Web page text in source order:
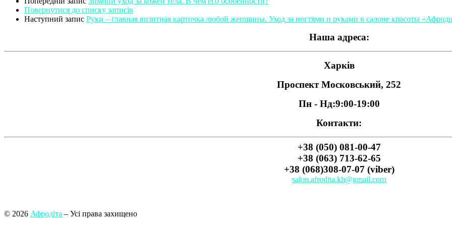
Повернутися до списку записів
Наступний запис Руки – главная визитная карточка любой женщины. Уход за ногтями и руками в салоне красоты
Наша адреса:
Харків
Проспект Московський, 252
Пн - Нд:9:00-19:00
Контакти:
+38 (050) 081-00-47
+38 (063) 713-62-65
+38 (068)308-07-07 (viber)
salon.afrodita.kh@gmail.com
© 2026 Афродіта – Усі права захищено